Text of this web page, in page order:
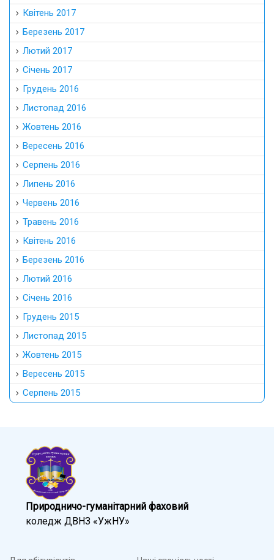
Квітень 2017
Березень 2017
Лютий 2017
Січень 2017
Грудень 2016
Листопад 2016
Жовтень 2016
Вересень 2016
Серпень 2016
Липень 2016
Червень 2016
Травень 2016
Квітень 2016
Березень 2016
Лютий 2016
Січень 2016
Грудень 2015
Листопад 2015
Жовтень 2015
Вересень 2015
Серпень 2015
Природничо-гуманітарний фаховий
коледж ДВНЗ «УжНУ»